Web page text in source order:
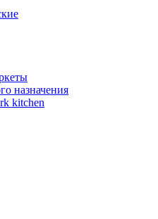
назначения
kitchen